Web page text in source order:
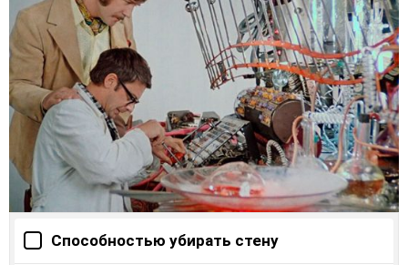
Способностью убирать стену